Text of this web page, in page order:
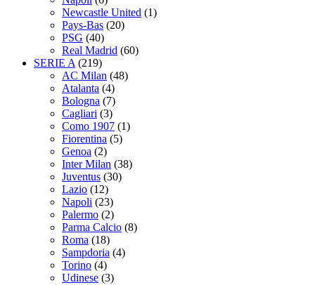
Newcastle United (1)
Pays-Bas (20)
PSG (40)
Real Madrid (60)
SERIE A (219)
AC Milan (48)
Atalanta (4)
Bologna (7)
Cagliari (3)
Como 1907 (1)
Fiorentina (5)
Genoa (2)
Inter Milan (38)
Juventus (30)
Lazio (12)
Napoli (23)
Palermo (2)
Parma Calcio (8)
Roma (18)
Sampdoria (4)
Torino (4)
Udinese (3)